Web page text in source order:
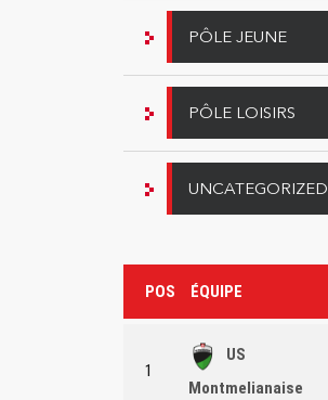
PÔLE JEUNE
PÔLE LOISIRS
UNCATEGORIZED
POS ÉQUIPE
1
US
Montmelianaise